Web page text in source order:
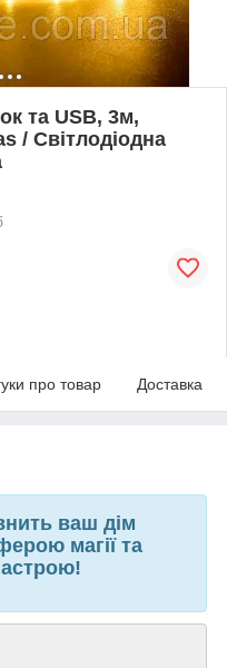
та USB, 3м,
/ Світлодіодна
про товар Доставка
ваш дім
магії та